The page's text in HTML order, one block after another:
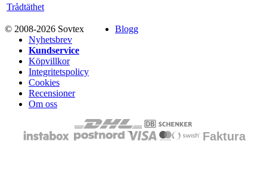
Trådtäthet
© 2008-2026 Sovtex
Blogg
Nyhetsbrev
Kundservice
Köpvillkor
Integritetspolicy
Cookies
Recensioner
Om oss